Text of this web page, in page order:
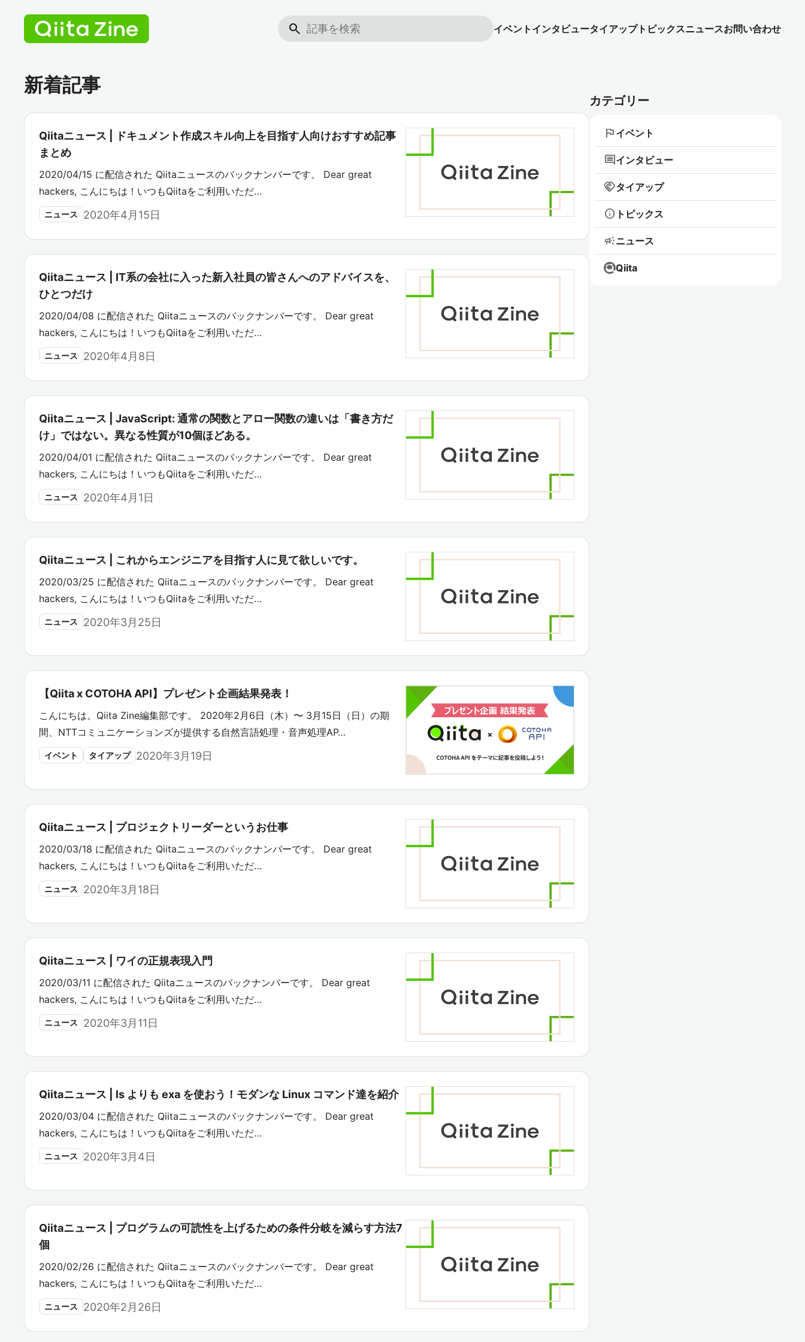
search イベント インタビュータイアップトピックスニュースお問い合わせ
新着記事
Qiitaニュース | ドキュメント作成スキル向上を目指す人向けおすすめ記事
まとめ
2020/04/15 に配信された Qiitaニュースのバックナンバーです。 Dear great
hackers, こんにちは！いつもQiitaをご利用いただ…
ニュース 2020年4月15日
Qiitaニュース | IT系の会社に入った新入社員の皆さんへのアドバイスを、
ひとつだけ
2020/04/08 に配信された Qiitaニュースのバックナンバーです。 Dear great
hackers, こんにちは！いつもQiitaをご利用いただ…
ニュース 2020年4月8日
Qiitaニュース | JavaScript: 通常の関数とアロー関数の違いは「書き方だ
け」ではない。異なる性質が10個ほどある。
2020/04/01 に配信された Qiitaニュースのバックナンバーです。 Dear great
hackers, こんにちは！いつもQiitaをご利用いただ…
ニュース 2020年4月1日
Qiitaニュース | これからエンジニアを目指す人に見て欲しいです。
2020/03/25 に配信された Qiitaニュースのバックナンバーです。 Dear great
hackers, こんにちは！いつもQiitaをご利用いただ…
ニュース 2020年3月25日
【Qiita x COTOHA API】プレゼント企画結果発表！
こんにちは。Qiita Zine編集部です。 2020年2月6日（木）〜 3月15日（日）の期
間、NTTコミュニケーションズが提供する自然言語処理・音声処理AP…
イベント タイアップ 2020年3月19日
Qiitaニュース | プロジェクトリーダーというお仕事
2020/03/18 に配信された Qiitaニュースのバックナンバーです。 Dear great
hackers, こんにちは！いつもQiitaをご利用いただ…
ニュース 2020年3月18日
Qiitaニュース | ワイの正規表現入門
2020/03/11 に配信された Qiitaニュースのバックナンバーです。 Dear great
hackers, こんにちは！いつもQiitaをご利用いただ…
ニュース 2020年3月11日
Qiitaニュース | ls よりも exa を使おう！モダンな Linux コマンド達を紹介
2020/03/04 に配信された Qiitaニュースのバックナンバーです。 Dear great
hackers, こんにちは！いつもQiitaをご利用いただ…
ニュース 2020年3月4日
Qiitaニュース | プログラムの可読性を上げるための条件分岐を減らす方法7
個
2020/02/26 に配信された Qiitaニュースのバックナンバーです。 Dear great
hackers, こんにちは！いつもQiitaをご利用いただ…
ニュース 2020年2月26日
カテゴリー
flag イベント
commentインタビュー
handshakeタイアップ
info トピックス
campaignニュース
Qiita